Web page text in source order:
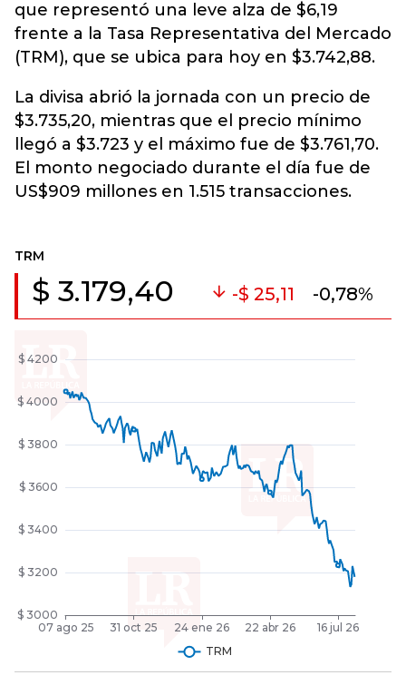
que representó una leve alza de $6,19
frente a la Tasa Representativa del Mercado
(TRM), que se ubica para hoy en $3.742,88.
La divisa abrió la jornada con un precio de
$3.735,20, mientras que el precio mínimo
llegó a $3.723 y el máximo fue de $3.761,70.
El monto negociado durante el día fue de
US$909 millones en 1.515 transacciones.